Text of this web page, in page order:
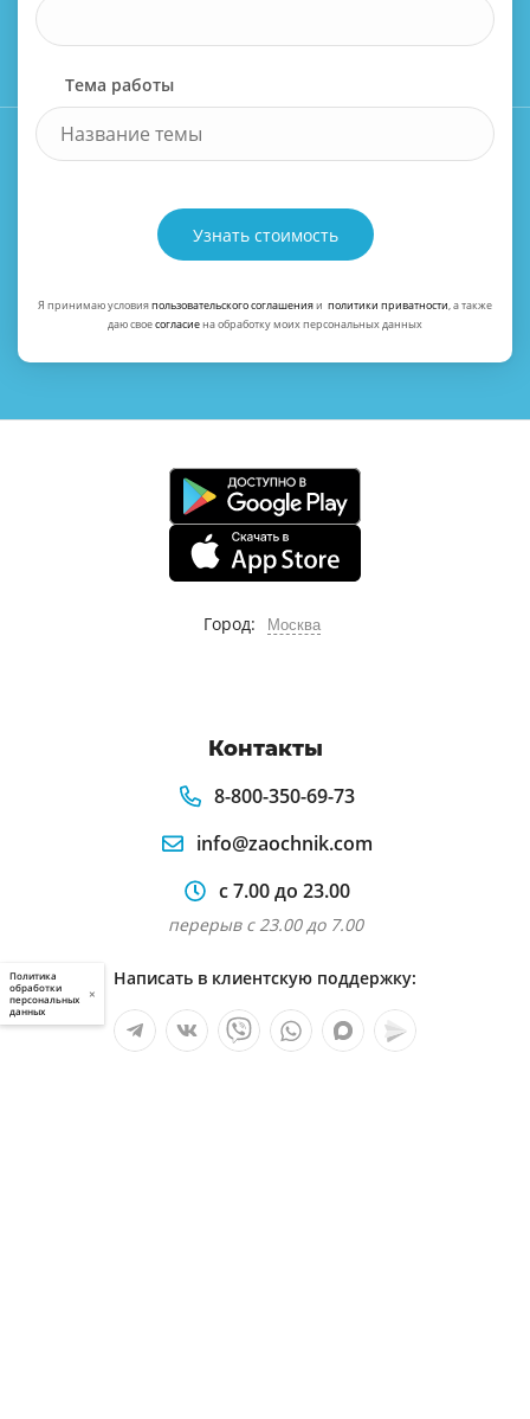
Тема работы
Узнать стоимость
Я принимаю условияпользовательского соглашенияи политики приватности, а также
даю своесогласиена обработку моих персональных данных
Город: Москва
Контакты
8-800-350-69-73
info@zaochnik.com
с 7.00 до 23.00
перерыв с 23.00 до 7.00
Написать в клиентскую поддержку:
Политика
обработки
персональных
данных
×